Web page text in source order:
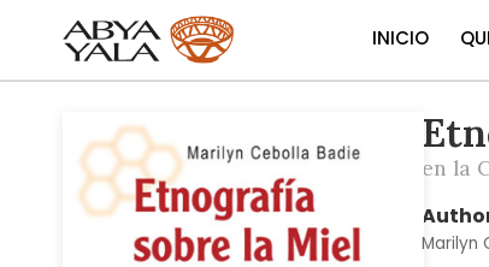
INICIO
to
the
end
en la
Marilyn